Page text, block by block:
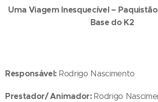
Uma Viagem Inesquecível –
Base do K2
Responsável: Rodrigo Nascimento
Prestador/ Animador:Rodrigo